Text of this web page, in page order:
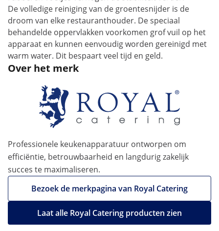
De volledige reiniging van de groentesnijder is de
droom van elke restauranthouder. De speciaal
behandelde oppervlakken voorkomen grof vuil op het
apparaat en kunnen eenvoudig worden gereinigd met
warm water. Dit bespaart veel tijd en geld.
Over het merk
Professionele keukenapparatuur ontworpen om
efficiëntie, betrouwbaarheid en langdurig zakelijk
succes te maximaliseren.
Bezoek de merkpagina van Royal Catering
Laat alle Royal Catering producten zien